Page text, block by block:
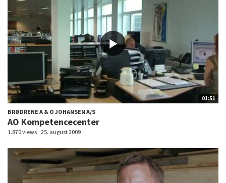
01:51
BRØDRENE A & O JOHANSEN A/S
AO Kompetencecenter
1.870 views 25. august 2009